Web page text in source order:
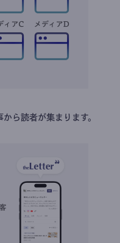
ら読者が集まります。